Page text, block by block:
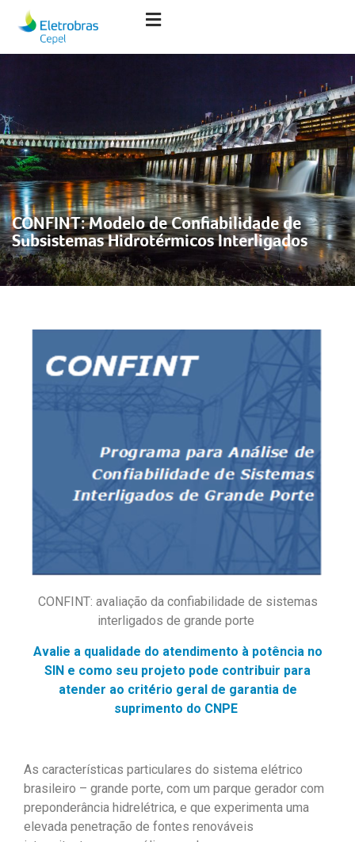
CONFINT: Modelo de Confiabilidade de
Subsistemas Hidrotérmicos Interligados
CONFINT: avaliação da confiabilidade de sistemas
interligados de grande porte
Avalie a qualidade do atendimento à potência no
SIN e como seu projeto pode contribuir para
atender ao critério geral de garantia de
suprimento do CNPE
As características particulares do sistema elétrico
brasileiro – grande porte, com um parque gerador com
preponderância hidrelétrica, e que experimenta uma
elevada penetração de fontes renováveis